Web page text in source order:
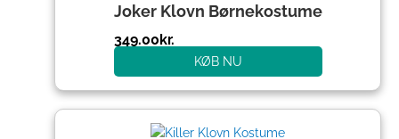
Joker Klovn Børnekostume
349.00kr.
KØB NU